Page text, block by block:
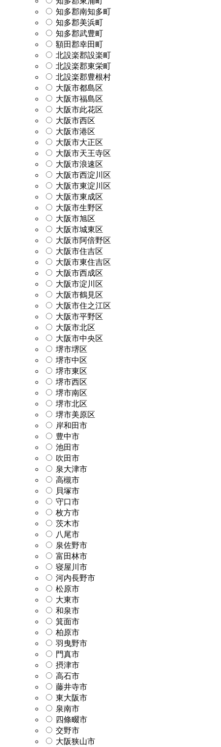
知多郡南知多町
知多郡美浜町
知多郡武豊町
額田郡幸田町
北設楽郡設楽町
北設楽郡東栄町
北設楽郡豊根村
大阪市都島区
大阪市福島区
大阪市此花区
大阪市西区
大阪市港区
大阪市大正区
大阪市天王寺区
大阪市浪速区
大阪市西淀川区
大阪市東淀川区
大阪市東成区
大阪市生野区
大阪市旭区
大阪市城東区
大阪市阿倍野区
大阪市住吉区
大阪市東住吉区
大阪市西成区
大阪市淀川区
大阪市鶴見区
大阪市住之江区
大阪市平野区
大阪市北区
大阪市中央区
堺市堺区
堺市中区
堺市東区
堺市西区
堺市南区
堺市北区
堺市美原区
岸和田市
豊中市
池田市
吹田市
泉大津市
高槻市
貝塚市
守口市
枚方市
茨木市
八尾市
泉佐野市
富田林市
寝屋川市
河内長野市
松原市
大東市
和泉市
箕面市
柏原市
羽曳野市
門真市
摂津市
高石市
藤井寺市
東大阪市
泉南市
四條畷市
交野市
大阪狭山市